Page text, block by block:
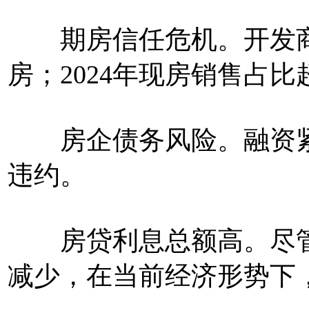
期房信任危机。开发
房；2024年现房销售占比
房企债务风险。融资
违约。
房贷利息总额高。尽
减少，在当前经济形势下